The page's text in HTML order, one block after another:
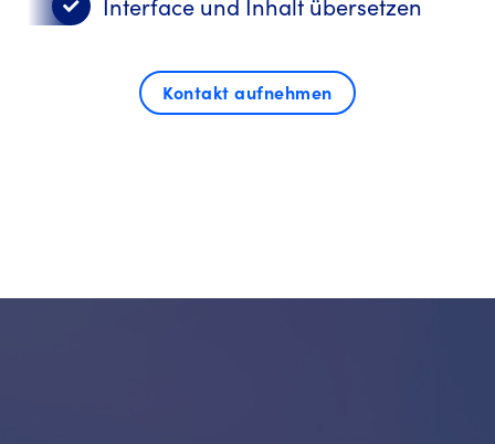
Interface und Inhalt übersetzen
Kontakt aufnehmen